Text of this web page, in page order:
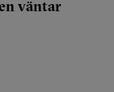
väntar